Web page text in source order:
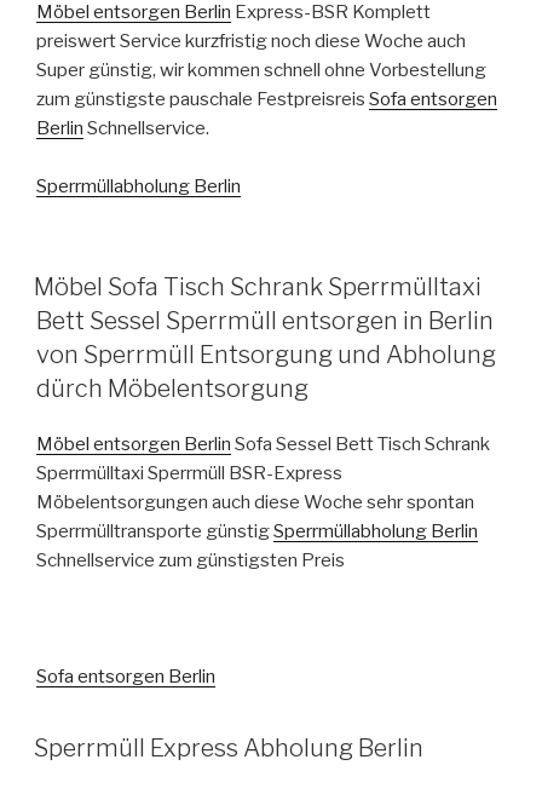
Möbel entsorgen Berlin Express-BSR Komplett
preiswert Service kurzfristig noch diese Woche auch
Super günstig, wir kommen schnell ohne Vorbestellung
zum günstigste pauschale Festpreisreis Sofa entsorgen
Berlin Schnellservice.
Sperrmüllabholung Berlin
VERÖFFENTLICHT
AM
Möbel Sofa Tisch Schrank Sperrmülltaxi
Bett Sessel Sperrmüll entsorgen in Berlin
von Sperrmüll Entsorgung und Abholung
dürch Möbelentsorgung
Möbel entsorgen Berlin Sofa Sessel Bett Tisch Schrank
Sperrmülltaxi Sperrmüll BSR-Express
Möbelentsorgungen auch diese Woche sehr spontan
Sperrmülltransporte günstigSperrmüllabholung Berlin
Schnellservice zum günstigsten Preis
Sofa entsorgen Berlin
VERÖFFENTLICHT
AM
Sperrmüll Express Abholung Berlin